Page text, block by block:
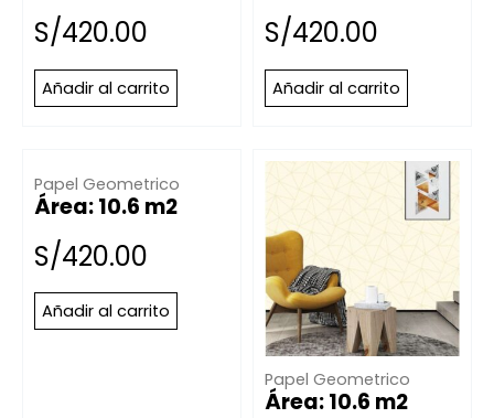
S/420.00
Añadir al carrito
S/420.00
Añadir al carrito
Papel Geometrico
Área: 10.6 m2
S/420.00
Añadir al carrito
Papel Geometrico
Área: 10.6 m2